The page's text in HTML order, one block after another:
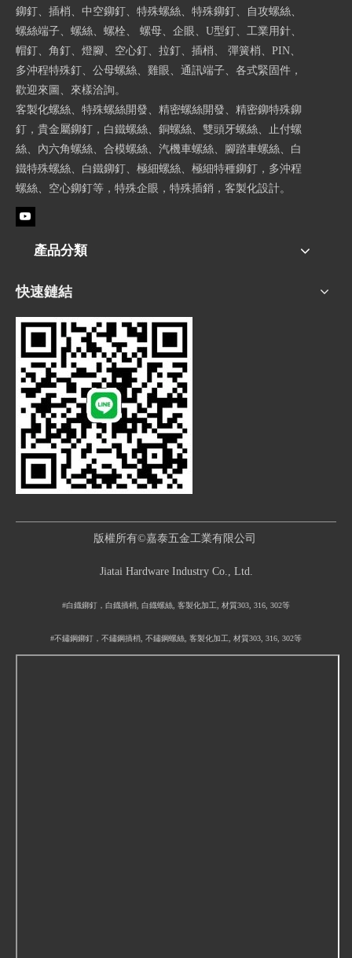
鉚釘、插梢、中空鉚釘、特殊螺絲、特殊鉚釘、自攻螺絲、
螺絲端子、螺絲、螺栓、 螺母、企眼、U型釘、工業用針、
帽釘、角釘、燈腳、空心釘、拉釘、插梢、 彈簧梢、PIN、
多沖程特殊釘、公母螺絲、雞眼、通訊端子、各式緊固件，
歡迎來圖、來樣洽詢。
客製化螺絲、特殊螺絲開發、精密螺絲開發、精密鉚特殊鉚
釘，貴金屬鉚釘，白鐵螺絲、銅螺絲、雙頭牙螺絲、止付螺
絲、內六角螺絲、合模螺絲、汽機車螺絲、腳踏車螺絲、白
鐵特殊螺絲、白鐵鉚釘、極細螺絲、極細特種鉚釘，多沖程
螺絲、空心鉚釘等，特殊企眼，特殊插銷，客製化設計。
產品分類
快速鏈結
版權所有©嘉泰五金工業有限公司
Jiatai Hardware Industry Co., Ltd.
#白鐡鉚釘，白鐡插梢, 白鐡螺絲, 客製化加工, 材質303, 316, 302等
#不鏽鋼鉚釘，不鏽鋼插梢, 不鏽鋼螺絲, 客製化加工, 材質303, 316, 302等